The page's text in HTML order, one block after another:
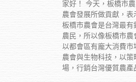
家好！ 今天，板橋市
農會發展所做貢獻，
板橋市農會是台灣最
農民，所以像板橋市
以都會區有龐大消費
農會與生物科技，以
場，行銷台灣優質農產